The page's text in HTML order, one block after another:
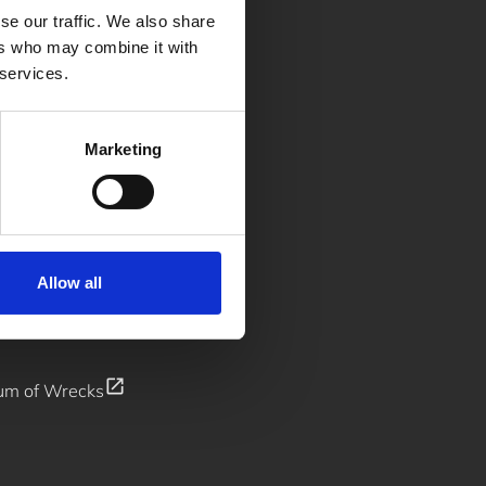
our traffic. We also share
who may combine it with
Marketing
Allow all
of Wrecksopen_in_new